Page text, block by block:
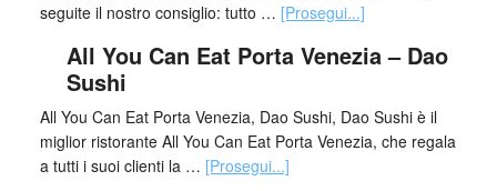
seguite il nostro consiglio: tutto … [Prosegui...]
All You Can Eat Porta Venezia – Dao
Sushi
All You Can Eat Porta Venezia, Dao Sushi, Dao Sushi è il
miglior ristorante All You Can Eat Porta Venezia, che regala
a tutti i suoi clienti la … [Prosegui...]